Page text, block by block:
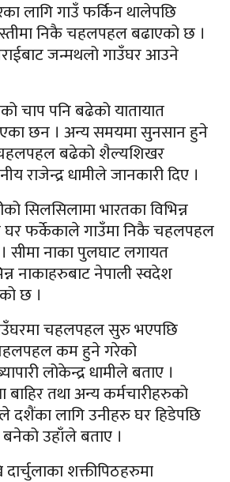
लागि गाउँ फर्किन थालेपछि
निकै चहलपहल बढाएको छ ।
जन्मथलो गाउँघर आउने
चाप पनि बढेको यातायात
छन । अन्य समयमा सुनसान हुने
बढेको शैल्यशिखर
राजेन्द्र धामीले जानकारी दिए ।
सिलसिलामा भारतका विभिन्न
फर्केकाले गाउँमा निकै चहलपहल
सीमा नाका पुलघाट लगायत
नाकाहरुबाट नेपाली स्वदेश
छ ।
चहलपहल सुरु भएपछि
कम हुने गरेको
लोकेन्द्र धामीले बताए ।
तथा अन्य कर्मचारीहरुको
दशैंका लागि उनीहरु घर हिडेपछि
उहाँले बताए ।
शक्तीपिठहरुमा